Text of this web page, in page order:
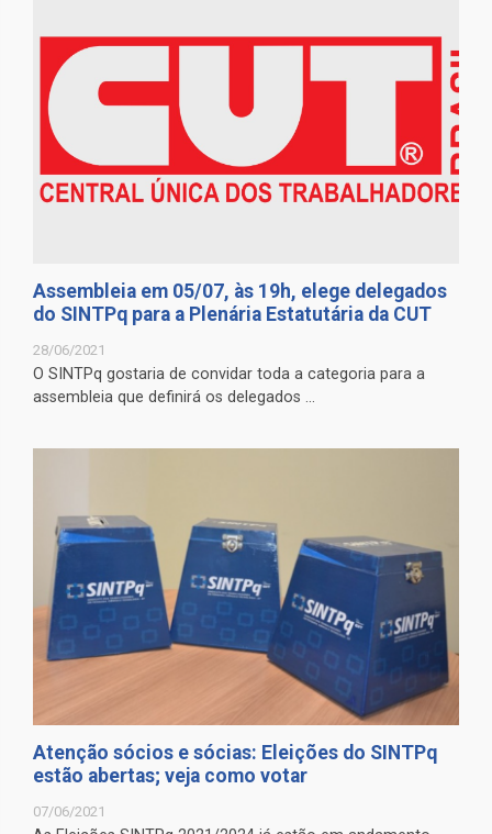
Assembleia em 05/07, às 19h, elege delegados
do SINTPq para a Plenária Estatutária da CUT
28/06/2021
O SINTPq gostaria de convidar toda a categoria para a
assembleia que definirá os delegados ...
Atenção sócios e sócias: Eleições do SINTPq
estão abertas; veja como votar
07/06/2021